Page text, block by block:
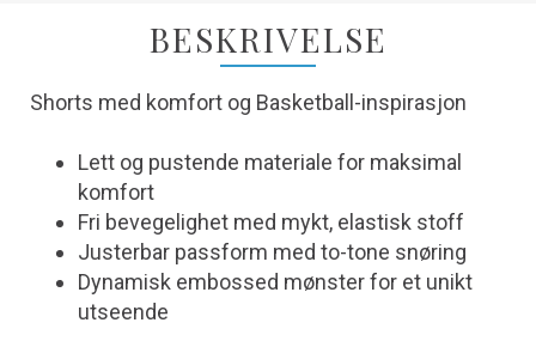
BESKRIVELSE
Shorts med komfort og Basketball-inspirasjon
Lett og pustende materiale for maksimal
komfort
Fri bevegelighet med mykt, elastisk stoff
Justerbar passform med to-tone snøring
Dynamisk embossed mønster for et unikt
utseende